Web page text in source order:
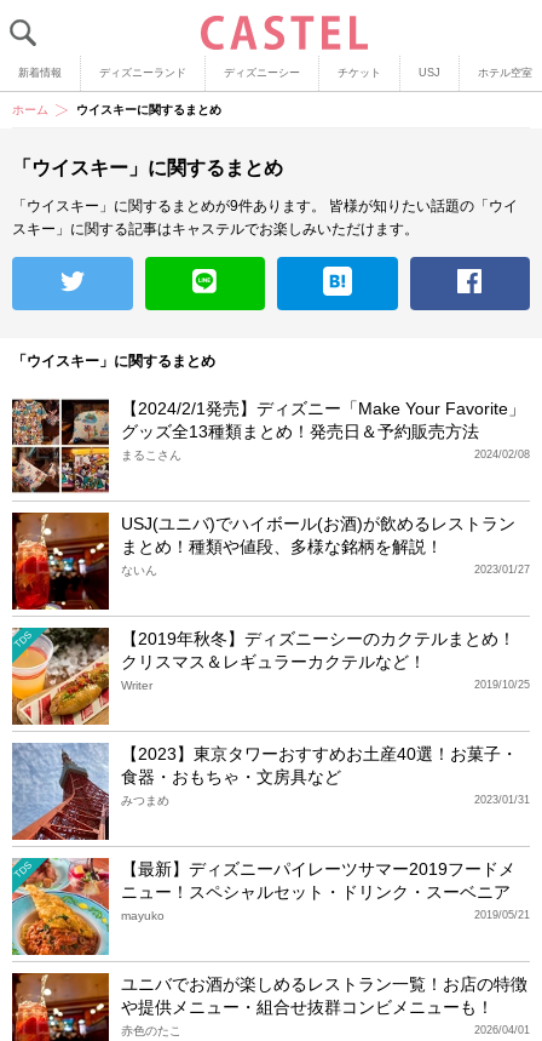
新着情報 ディズニーランド ディズニーシー チケット USJ ホテル空室
ホーム ウイスキーに関するまとめ
「ウイスキー」に関するまとめ
「ウイスキー」に関するまとめが9件あります。
皆様が知りたい話題の「ウイ
スキー」に関する記事はキャステルでお楽しみいただけます。
「ウイスキー」に関するまとめ
【2024/2/1発売】ディズニー「Make Your Favorite」
グッズ全13種類まとめ！発売日＆予約販売方法
2024/02/08
まるこさん
USJ(ユニバ)でハイボール(お酒)が飲めるレストラン
まとめ！種類や値段、多様な銘柄を解説！
2023/01/27
ないん
TDS
【2019年秋冬】ディズニーシーのカクテルまとめ！
クリスマス＆レギュラーカクテルなど！
2019/10/25
Writer
【2023】東京タワーおすすめお土産40選！お菓子・
食器・おもちゃ・文房具など
2023/01/31
みつまめ
TDS
【最新】ディズニーパイレーツサマー2019フードメ
ニュー！スペシャルセット・ドリンク・スーベニア
2019/05/21
mayuko
ユニバでお酒が楽しめるレストラン一覧！お店の特徴
や提供メニュー・組合せ抜群コンビメニューも！
2026/04/01
赤色のたこ